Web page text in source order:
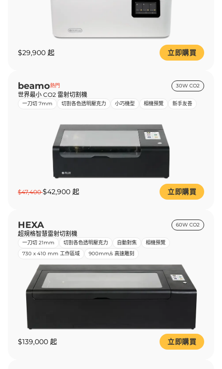
$29,900 起 立即購買
beamo熱門 30W CO2
世界最小 CO2 雷射切割機
一刀切 7mm 切割各色透明壓克力 小巧機型 相機預覽 新手友善
$47,400$42,900 起 立即購買
HEXA 60W CO2
超規格智慧雷射切割機
一刀切 21mm 切割各色透明壓克力 自動對焦
相機預覽
730 x 410 mm 工作區域
900mm/s 高速雕刻
$139,000 起 立即購買